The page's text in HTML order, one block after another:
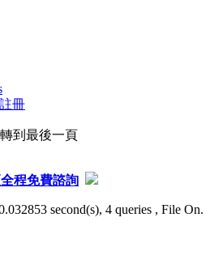
冊
到最後一頁
程免費諮詢
second(s), 4 queries , File On.